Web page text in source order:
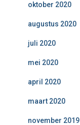
oktober 2020
augustus 2020
juli 2020
mei 2020
april 2020
maart 2020
november 2019